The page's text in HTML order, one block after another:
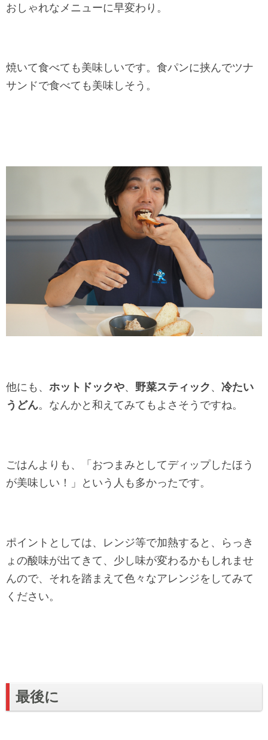
おしゃれなメニューに早変わり。
焼いて食べても美味しいです。食パンに挟んでツナ
サンドで食べても美味しそう。
他にも、 ホットドックや、 野菜スティック、 冷たい
うどん。なんかと和えてみてもよさそうですね。
ごはんよりも、「おつまみとしてディップしたほう
が美味しい！」という人も多かったです。
ポイントとしては、レンジ等で加熱すると、らっき
ょの酸味が出てきて、少し味が変わるかもしれませ
んので、それを踏まえて色々なアレンジをしてみて
ください。
最後に